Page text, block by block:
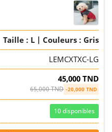
Taille : L | Couleurs : Gris
LEMCXTXC-LG
45,000 TND
65,000 TND -20,000 TND
10 disponibles